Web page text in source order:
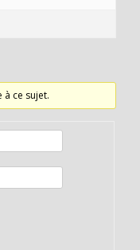
ce sujet.